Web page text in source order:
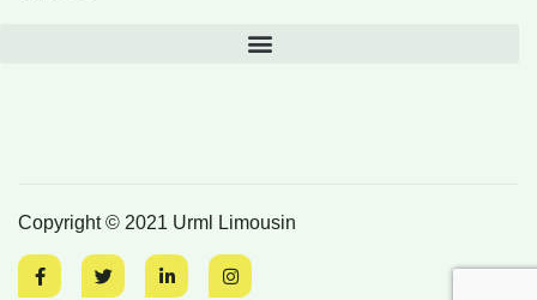
Copyright © 2021 Urml Limousin